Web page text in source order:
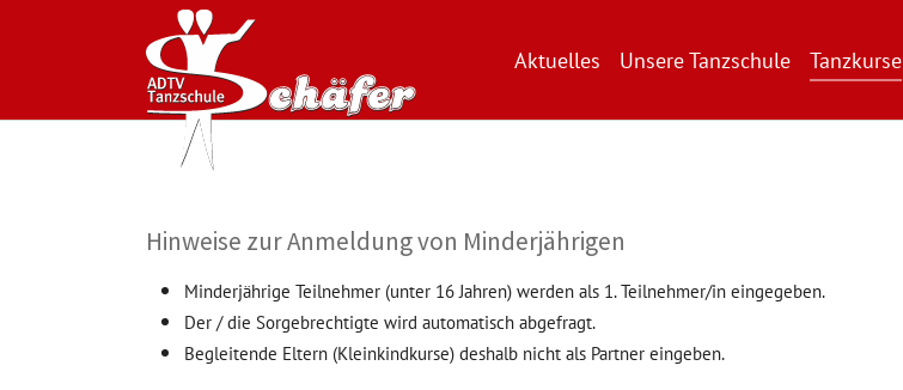
Zum Hauptinhalt springen
Aktuelles Unsere Tanzschule Tanzkurse
Hinweise zur Anmeldung von Minderjährigen
Minderjährige Teilnehmer (unter 16 Jahren) werden als 1. Teilnehmer/in eingegeben.
Der / die Sorgebrechtigte wird automatisch abgefragt.
Begleitende Eltern (Kleinkindkurse) deshalb nicht als Partner eingeben.